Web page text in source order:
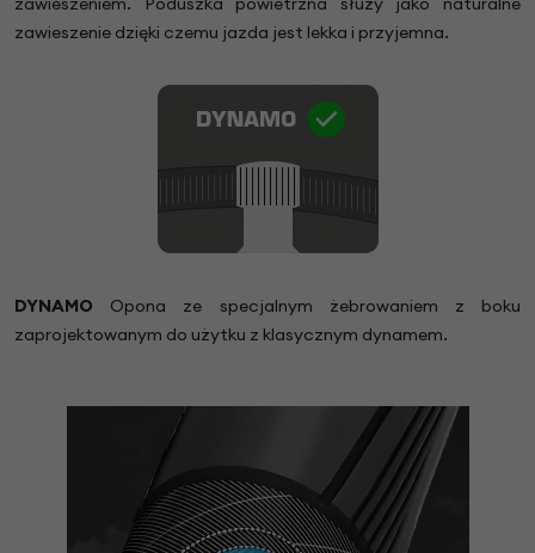
zawieszenie dzięki czemu jazda jest lekka i przyjemna.
DYNAMO Opona ze specjalnym żebrowaniem z boku
zaprojektowanym do użytku z klasycznym dynamem.